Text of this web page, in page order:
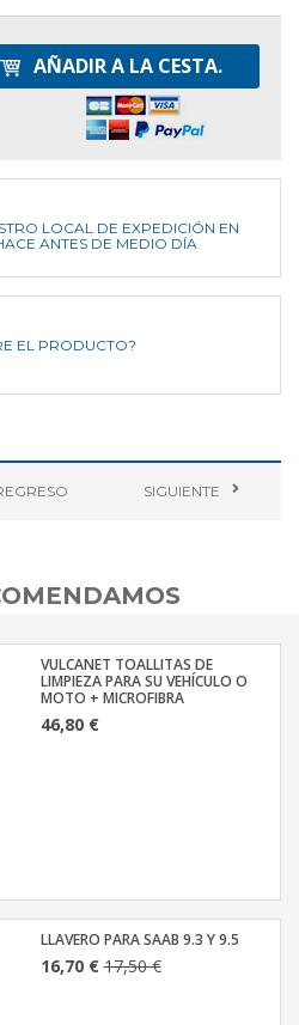
AÑADIR A LA CESTA.
LOCAL DE EXPEDICIÓN EN
ANTES DE MEDIO DÍA
EL PRODUCTO?
SIGUIENTE
VULCANET TOALLITAS DE
LIMPIEZA PARA SU VEHÍCULO O
MOTO + MICROFIBRA
46,80 €
LLAVERO PARA SAAB 9.3 Y 9.5
16,70 €17,50 €